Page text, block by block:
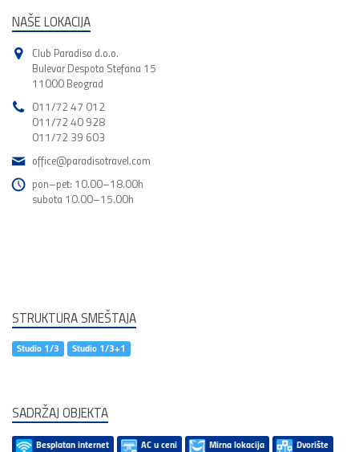
NAŠE LOKACIJA
Club Paradiso d.o.o.
Bulevar Despota Stefana 15
11000 Beograd
011/72 47 012
011/72 40 928
011/72 39 603
office@paradisotravel.com
pon–pet: 10.00–18.00h
subota 10.00–15.00h
STRUKTURA SMEŠTAJA
Studio 1/3 Studio 1/3+1
SADRŽAJ OBJEKTA
Besplatan internet AC u ceni Mirna lokacija
Dvorište